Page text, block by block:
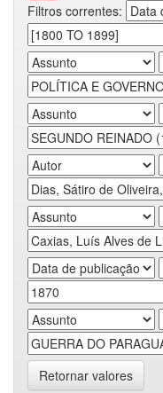
Filtros correntes:
Retornar valores